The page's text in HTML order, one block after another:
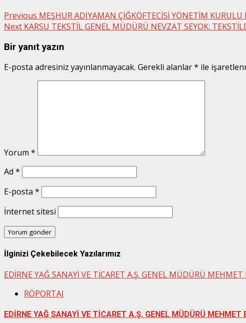
Post
navigation
Previous MEŞHUR ADIYAMAN ÇİĞKÖFTECİSİ YÖNETİM
Next KARSU TEKSTİL GENEL MÜDÜRÜ NEVZAT SEYOK:
Bir yanıt yazın
E-posta adresiniz yayınlanmayacak. Gerekli alanlar* ile
Yorum *
Ad *
E-posta *
İnternet sitesi
İlginizi Çekebilecek Yazılarımız
EDİRNE YAĞ SANAYİ VE TİCARET A.Ş. GENEL MÜDÜRÜ
RÖPORTAJ
EDİRNE YAĞ SANAYİ VE TİCARET A.Ş. GENEL MÜDÜRÜ